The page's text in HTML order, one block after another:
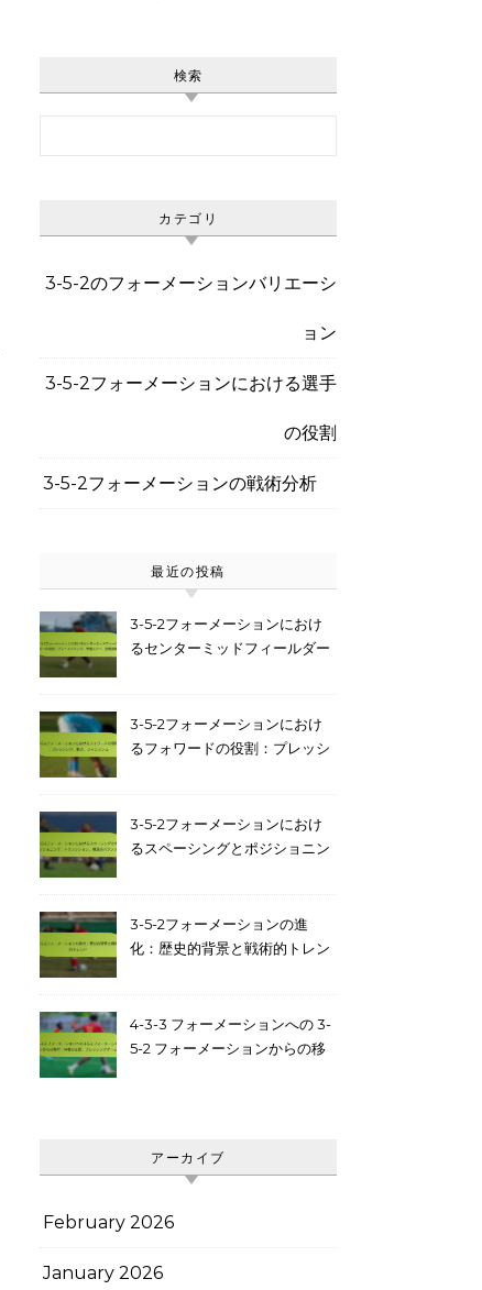
検索
カテゴリ
3-5-2のフォーメーションバリエーシ
ョン
3-5-2フォーメーションにおける選手
の役割
3-5-2フォーメーションの戦術分析
最近の投稿
3-5-2フォーメーションにおけ
るセンターミッドフィールダー
3-5-2フォーメーションにおけ
るフォワードの役割：プレッシ
3-5-2フォーメーションにおけ
るスペーシングとポジショニン
3-5-2フォーメーションの進
化：歴史的背景と戦術的トレン
4-3-3 フォーメーションへの 3-
5-2 フォーメーションからの移
アーカイブ
February 2026
January 2026